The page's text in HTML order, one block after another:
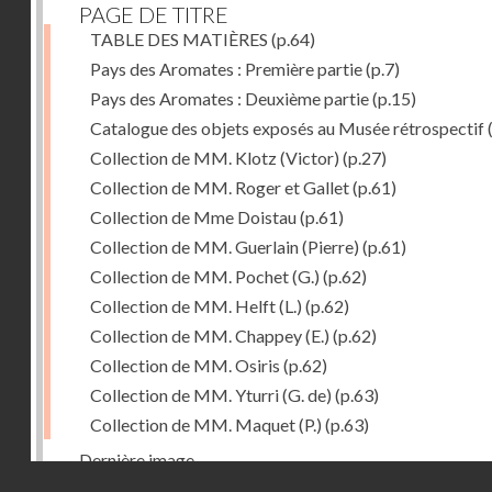
PAGE DE TITRE
TABLE DES MATIÈRES (p.64)
Pays des Aromates : Première partie(p.7)
Pays des Aromates : Deuxième partie(p.15)
Catalogue des objets exposés au Musée rétrospectif
Collection de MM. Klotz (Victor) (p.27)
Collection de MM. Roger et Gallet(p.61)
Collection de Mme Doistau(p.61)
Collection de MM. Guerlain (Pierre) (p.61)
Collection de MM. Pochet (G.) (p.62)
Collection de MM. Helft (L.) (p.62)
Collection de MM. Chappey (E.) (p.62)
Collection de MM. Osiris (p.62)
Collection de MM. Yturri (G. de) (p.63)
Collection de MM. Maquet (P.) (p.63)
Dernière image